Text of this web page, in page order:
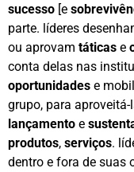
sucesso [e
parte. líderes
ou aprovam táticas e
conta delas nas
oportunidades e
grupo, para
lançamento e
produtos, serviços.
dentro e fora de suas